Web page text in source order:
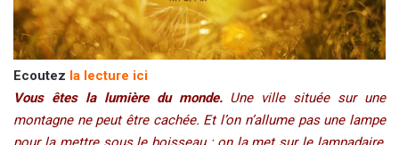
Ecoutez la lecture ici
Vous êtes la lumière du monde.Une ville située sur une
montagne ne peut être cachée. Et l’on n’allume pas une lampe